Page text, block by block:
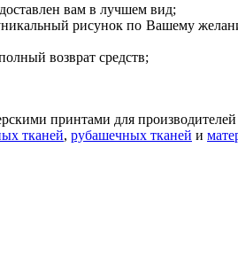
вам в лучшем вид;
рисунок по Вашему
возврат средств;
принтами для
тканей, рубашечных тканей и